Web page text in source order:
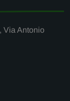
Via Antonio